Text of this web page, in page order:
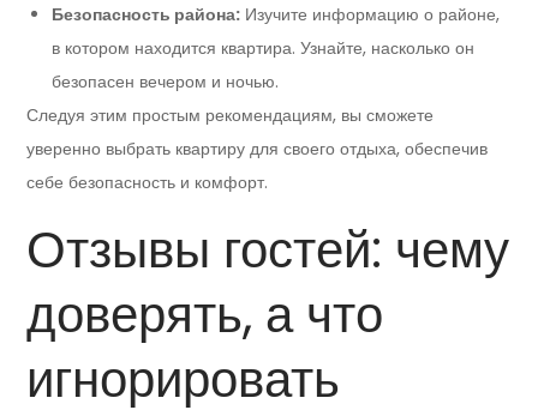
Безопасность района: Изучите информацию о районе,
в котором находится квартира. Узнайте, насколько он
безопасен вечером и ночью.
Следуя этим простым рекомендациям, вы сможете
уверенно выбрать квартиру для своего отдыха, обеспечив
себе безопасность и комфорт.
Отзывы гостей: чему
доверять, а что
игнорировать